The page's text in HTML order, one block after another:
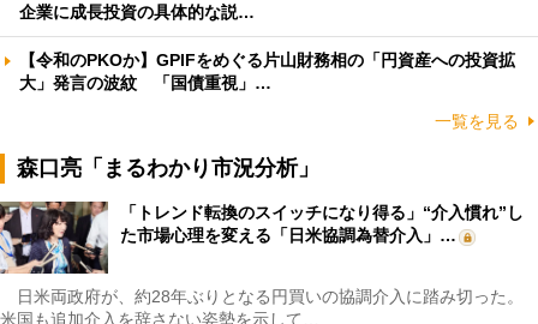
企業に成長投資の具体的な説…
【令和のPKOか】GPIFをめぐる片山財務相の「円資産への投資拡
大」発言の波紋 「国債重視」…
一覧を見る
森口亮「まるわかり市況分析」
「トレンド転換のスイッチになり得る」“介入慣れ”し
た市場心理を変える「日米協調為替介入」…
日米両政府が、約28年ぶりとなる円買いの協調介入に踏み切った。
米国も追加介入を辞さない姿勢を示して…